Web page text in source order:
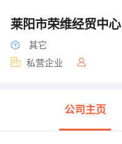
莱阳市荣维经贸中心
其它
私营企业
公司主页